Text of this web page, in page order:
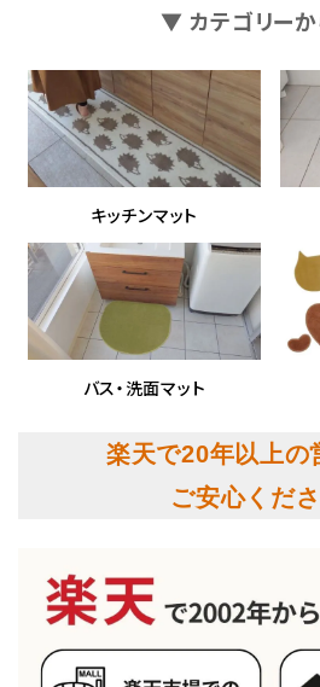
▼ カテゴリーか
キッチンマット
バス・洗面マット
楽天で20年以上の
ご安心くださ